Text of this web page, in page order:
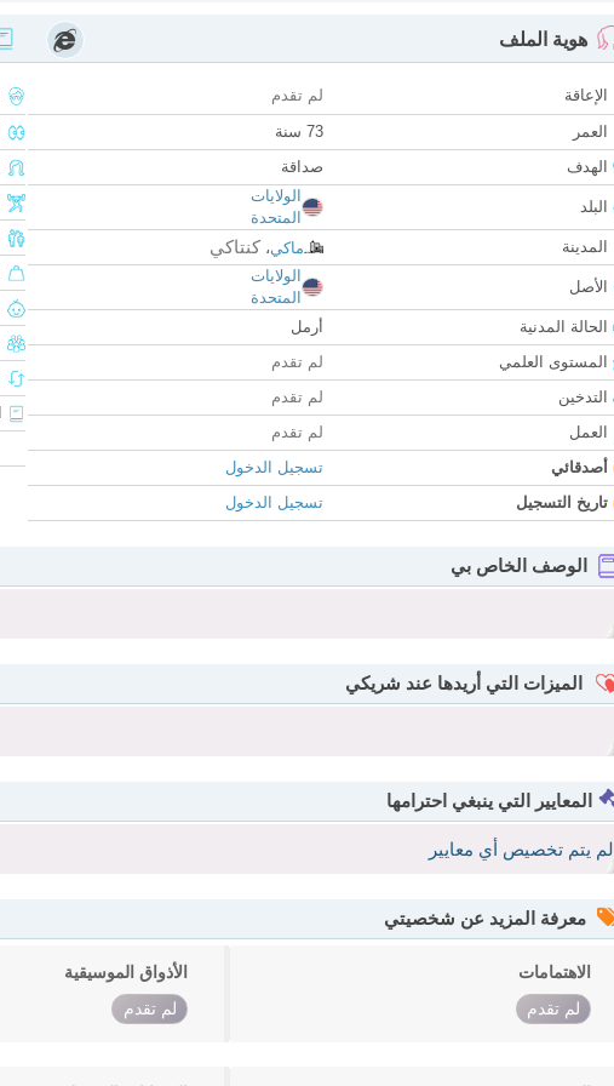
هوية الملف
الإعاقة
لم تقدم
العمر
73 سنة
الهدف
صداقة
البلد
الولايات
المتحدة
المدينة
ماكي، كنتاكي
الأصل
الولايات
المتحدة
الحالة المدنية
أرمل
المستوى العلمي
لم تقدم
التدخين
لم تقدم
العمل
لم تقدم
أصدقائي
تسجيل الدخول
تاريخ التسجيل
تسجيل الدخول
الوصف الخاص بي
الميزات التي أريدها عند شريكي
المعايير التي ينبغي احترامها
لم يتم تخصيص أي معايير
معرفة المزيد عن شخصيتي
الاهتمامات
لم تقدم
الأذواق الموسيقية
لم تقدم